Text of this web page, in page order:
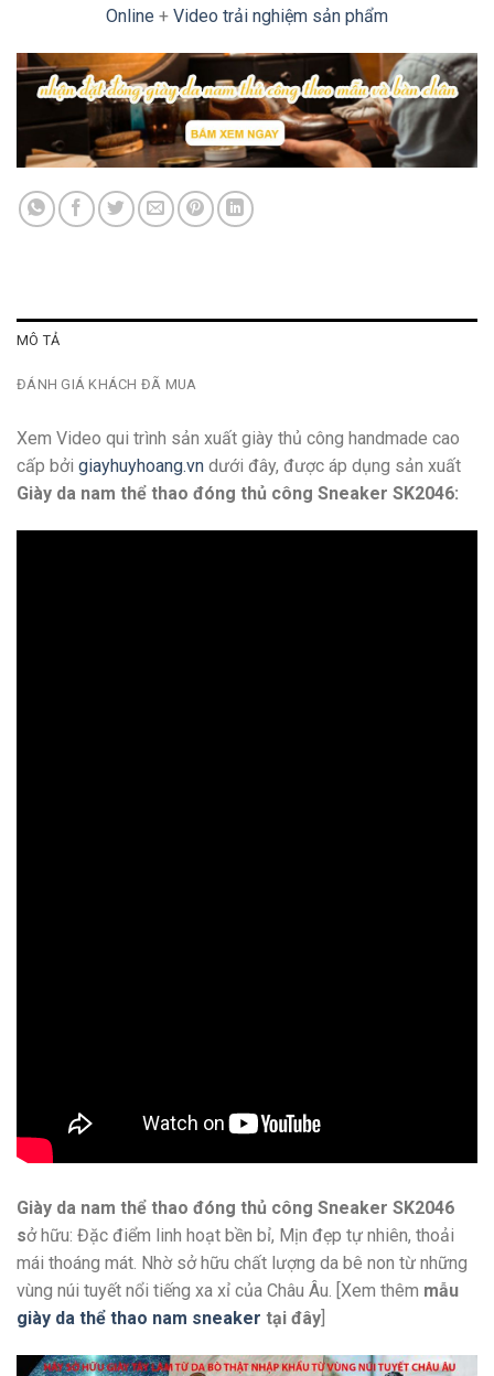
Online + Video trải nghiệm sản phẩm
MÔ TẢ
ĐÁNH GIÁ KHÁCH ĐÃ MUA
Xem Video qui trình sản xuất giày thủ công handmade cao
cấp bởi giayhuyhoang.vn dưới đây, được áp dụng sản xuất
Giày da nam thể thao đóng thủ công Sneaker SK2046:
Giày da nam thể thao đóng thủ công Sneaker SK2046
sở hữu: Đặc điểm linh hoạt bền bỉ, Mịn đẹp tự nhiên, thoải
mái thoáng mát. Nhờ sở hữu chất lượng da bê non từ những
vùng núi tuyết nổi tiếng xa xỉ của Châu Âu. [Xem thêm mẫu
giày da thể thao nam sneaker tại đây